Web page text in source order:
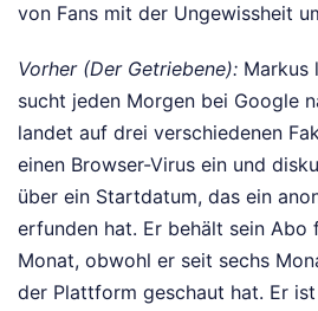
von Fans mit der Ungewissheit
Vorher (Der Getriebene): Markus
sucht jeden Morgen bei Google
landet auf drei verschiedenen
einen Browser-Virus ein und
über ein Startdatum, das ein
erfunden hat. Er behält sein Abo
Monat, obwohl er seit sechs
der Plattform geschaut hat. Er